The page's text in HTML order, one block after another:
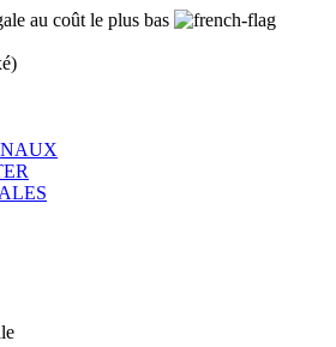
au coût le plus bas